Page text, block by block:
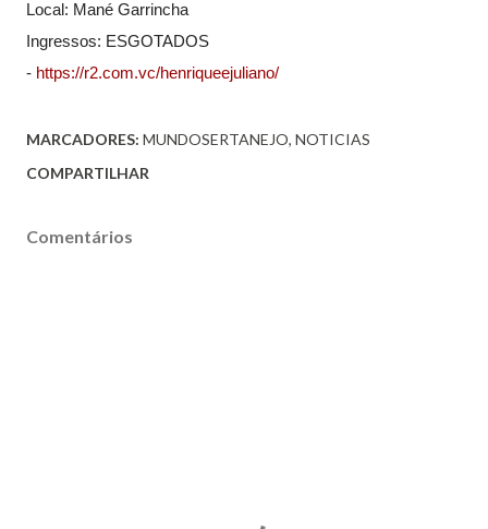
Local: Mané Garrincha
Ingressos: ESGOTADOS
- https://r2.com.vc/henriqueejuliano/
MARCADORES: MUNDOSERTANEJO NOTICIAS
COMPARTILHAR
Comentários